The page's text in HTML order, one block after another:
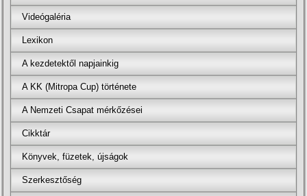
Videógaléria
Lexikon
A kezdetektől napjainkig
A KK (Mitropa Cup) története
A Nemzeti Csapat mérkőzései
Cikktár
Könyvek, füzetek, újságok
Szerkesztőség